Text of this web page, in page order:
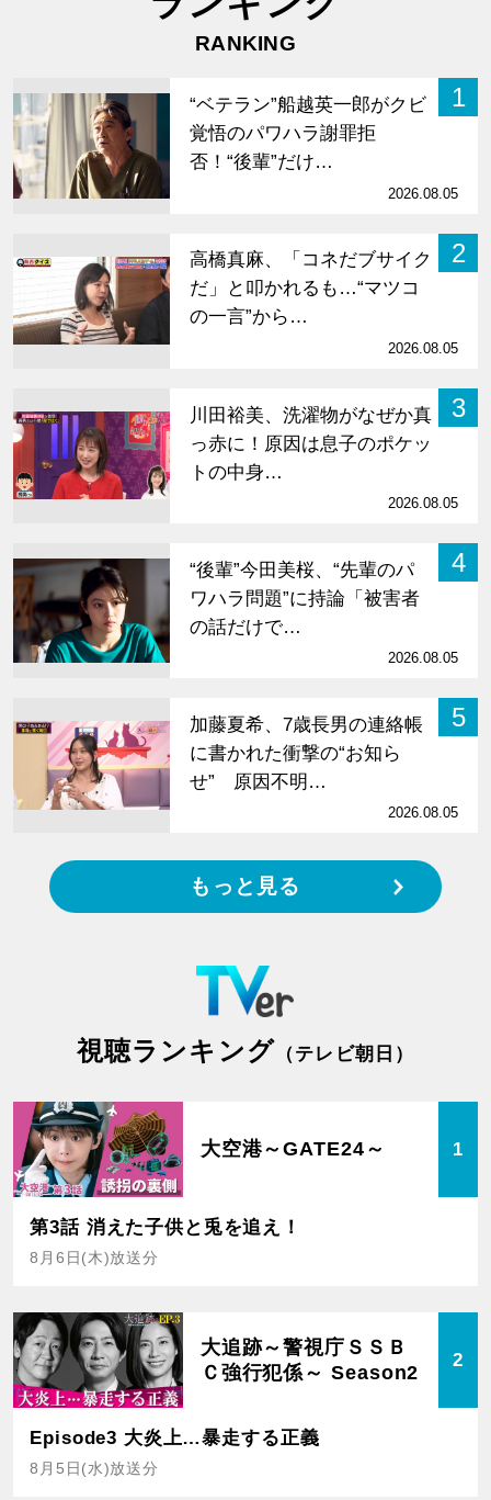
RANKING
1
“ベテラン”船越英一郎がクビ
覚悟のパワハラ謝罪拒
否！“後輩”だけ…
2026.08.05
2
高橋真麻、「コネだブサイク
だ」と叩かれるも…“マツコ
の一言”から…
2026.08.05
3
川田裕美、洗濯物がなぜか真
っ赤に！原因は息子のポケッ
トの中身…
2026.08.05
4
“後輩”今田美桜、“先輩のパ
ワハラ問題”に持論「被害者
の話だけで…
2026.08.05
5
加藤夏希、7歳長男の連絡帳
に書かれた衝撃の“お知ら
せ” 原因不明…
2026.08.05
もっと見る
視聴ランキング （テレビ朝日）
大空港～GATE24～ 1
第3話 消えた子供と兎を追え！
8月6日(木)放送分
大追跡～警視庁ＳＳＢ
Ｃ強行犯係～ Season2
2
Episode3 大炎上…暴走する正義
8月5日(水)放送分